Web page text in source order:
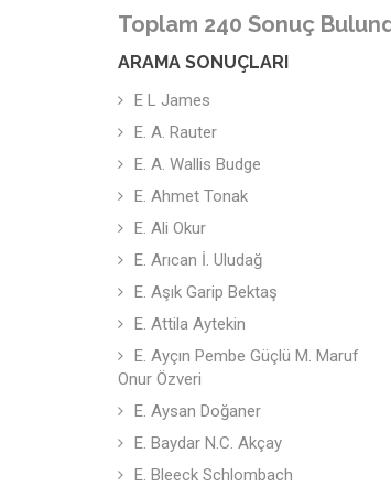
Toplam 240 Sonuç
ARAMA SONUÇLARI
E L James
E. A. Rauter
E. A. Wallis Budge
E. Ahmet Tonak
E. Ali Okur
E. Arıcan İ. Uludağ
E. Aşık Garip Bektaş
E. Attila Aytekin
E. Ayçın Pembe Güçlü M. Maruf
Onur Özveri
E. Aysan Doğaner
E. Baydar N.C. Akçay
E. Bleeck Schlombach